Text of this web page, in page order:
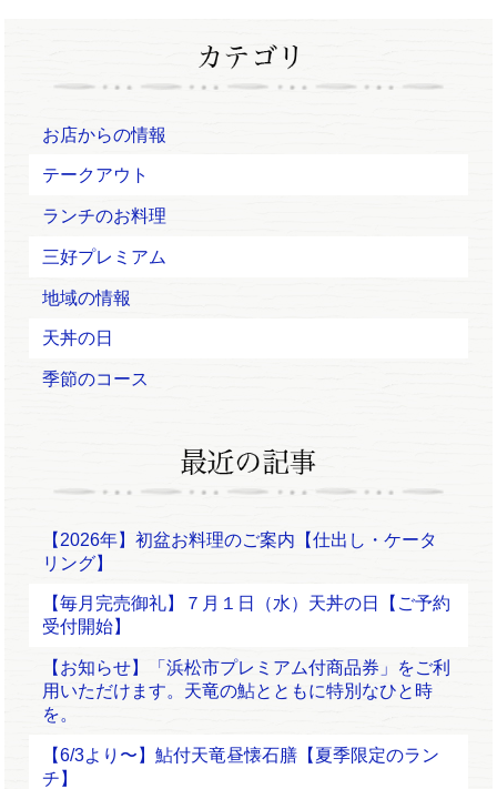
お店からの情報
テークアウト
ランチのお料理
三好プレミアム
地域の情報
天丼の日
季節のコース
【2026年】初盆お料理のご案内【仕出し・ケータ
リング】
【毎月完売御礼】７月１日（水）天丼の日【ご予約
受付開始】
【お知らせ】「浜松市プレミアム付商品券」をご利
用いただけます。天竜の鮎とともに特別なひと時
を。
【6/3より〜】鮎付天竜昼懐石膳【夏季限定のラン
チ】